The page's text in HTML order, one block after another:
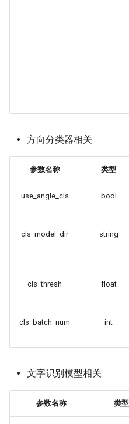
方向分类器相关
参数名称 类型
use_angle_cls bool
cls_model_dir string
cls_thresh float
cls_batch_num int
文字识别模型相关
参数名称 类型